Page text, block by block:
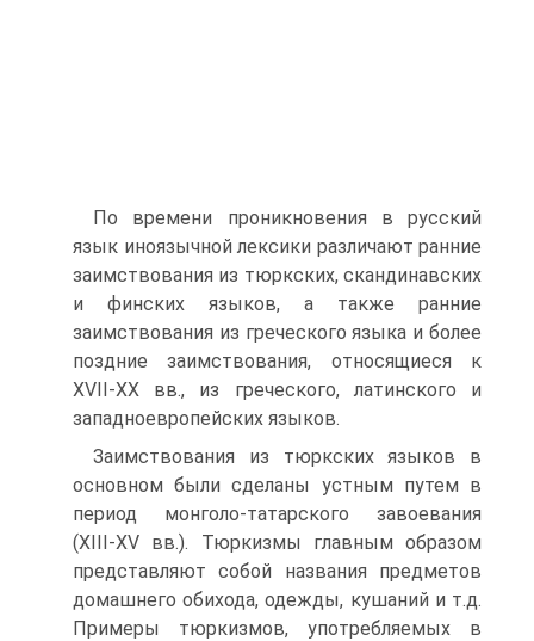
По времени проникновения в русский
язык иноязычной лексики раз­личают ранние
заимствования из тюркских, скандинавских
и финских языков, а также ранние
заимствования из греческого языка и более
позд­ние заимствования, относящиеся к
XVII-XX вв., из греческого, латинско­го и
западноевропейских языков.
Заимствования из тюркских языков в
основном были сделаны устным путем в
период монголо-татарского завоевания
(XIII-XV вв.). Тюркизмы главным образом
представляют собой названия предметов
домашнего обихода, одежды, кушаний и т.д.
Примеры тюркизмов, употребляемых в